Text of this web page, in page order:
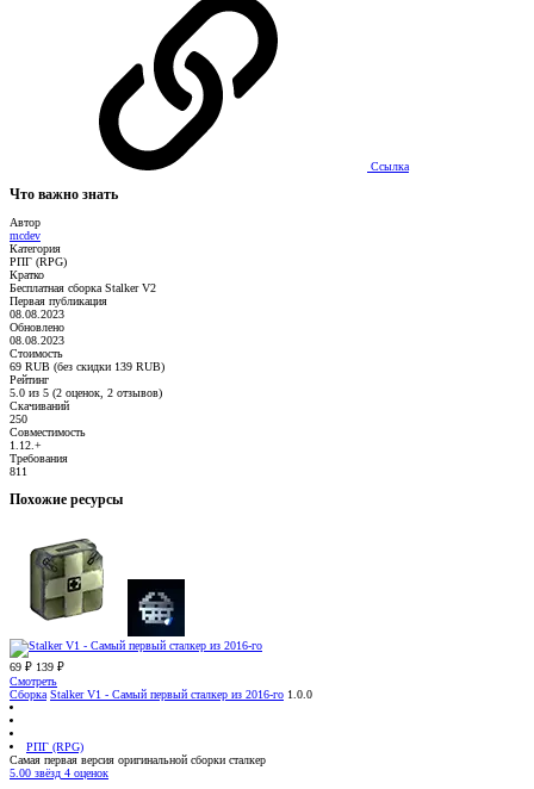
Ссылка
Что важно знать
Автор
mcdev
Категория
РПГ (RPG)
Кратко
Бесплатная сборка Stalker V2
Первая публикация
08.08.2023
Обновлено
08.08.2023
Стоимость
69 RUB (без скидки 139 RUB)
Рейтинг
5.0 из 5 (2 оценок, 2 отзывов)
Скачиваний
250
Совместимость
1.12.+
Требования
811
Похожие ресурсы
69 ₽ 139 ₽
Смотреть
Сборка Stalker V1 - Самый первый сталкер из 2016-го 1.0.0
РПГ (RPG)
Самая первая версия оригинальной сборки сталкер
5.00 звёзд 4 оценок